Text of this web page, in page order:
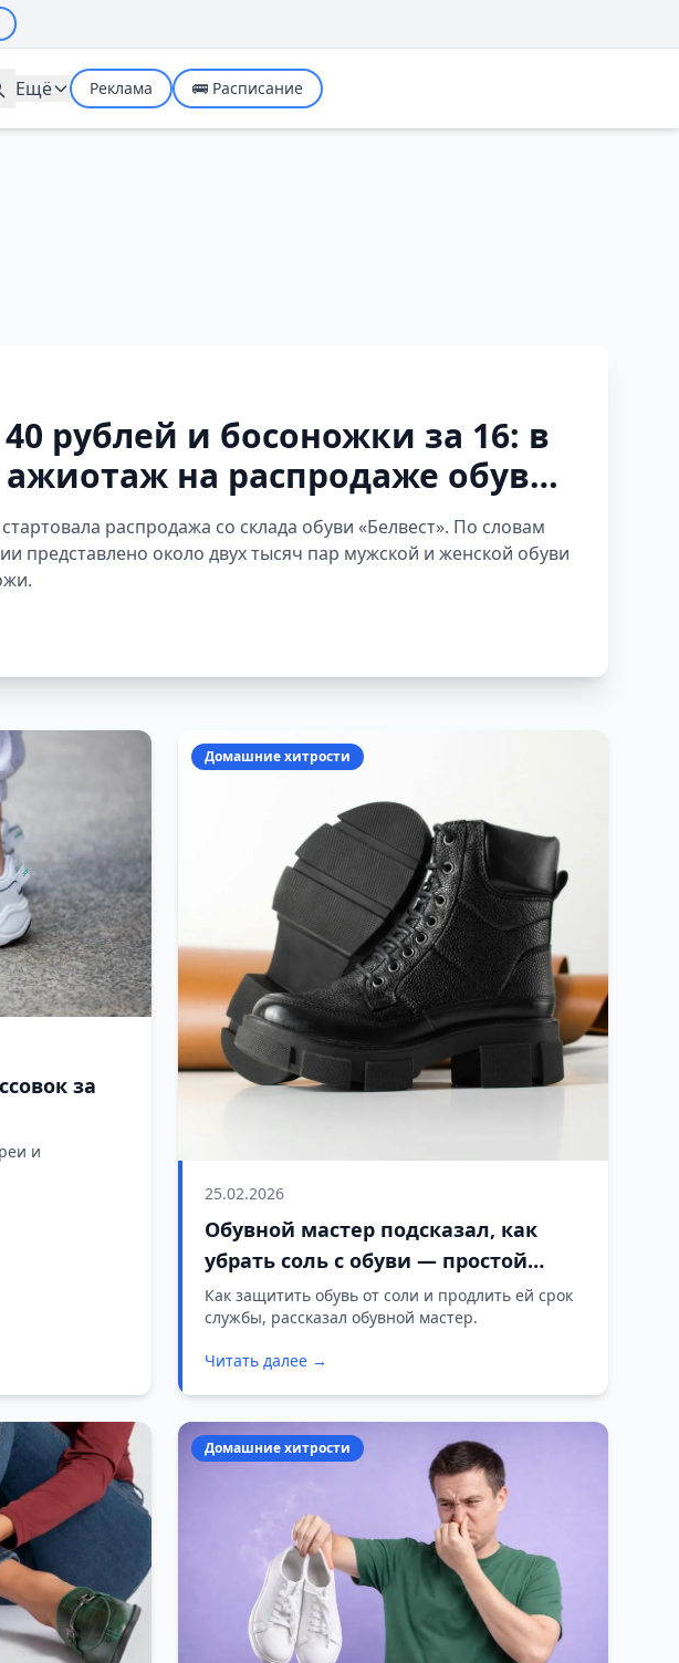
Ещё Реклама 🚌 Расписание
рублей и босоножки за 16: в
на распродаже обуви
распродажа со склада обуви «Белвест». По словам
представлено около двух тысяч пар мужской и женской обуви
за
и
Домашние хитрости
25.02.2026
Обувной мастер подсказал, как
убрать соль с обуви — простой
способ, который действительно
работает
Как защитить обувь от соли и продлить ей срок
службы, рассказал обувной мастер.
Читать далее →
Домашние хитрости